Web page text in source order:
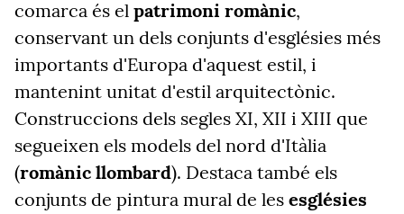
comarca és el patrimoni romànic,
conservant un dels conjunts d'esglésies més
importants d'Europa d'aquest estil, i
mantenint unitat d'estil arquitectònic.
Construccions dels segles XI, XII i XIII que
segueixen els models del nord d'Itàlia
(romànic llombard). Destaca també els
conjunts de pintura mural de les esglésies